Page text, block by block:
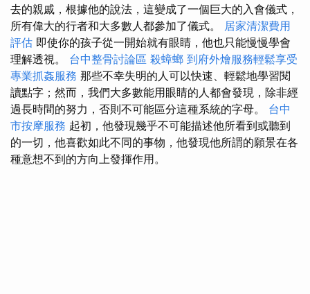
去的親戚，根據他的說法，這變成了一個巨大的入會儀式，
所有偉大的行者和大多數人都參加了儀式。 居家清潔費用
評估 即使你的孩子從一開始就有眼睛，他也只能慢慢學會
理解透視。 台中整骨討論區 殺蟑螂 到府外燴服務輕鬆享受
專業抓姦服務 那些不幸失明的人可以快速、輕鬆地學習閱
讀點字；然而，我們大多數能用眼睛的人都會發現，除非經
過長時間的努力，否則不可能區分這種系統的字母。 台中
市按摩服務 起初，他發現幾乎不可能描述他所看到或聽到
的一切，他喜歡如此不同的事物，他發現他所謂的願景在各
種意想不到的方向上發揮作用。